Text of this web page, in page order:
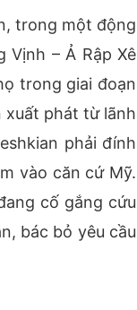
trong một động
Vịnh – Ả Rập Xê
trong giai đoạn
xuất phát từ lãnh
phải đính
vào căn cứ Mỹ.
cố gắng cứu
bác bỏ yêu cầu